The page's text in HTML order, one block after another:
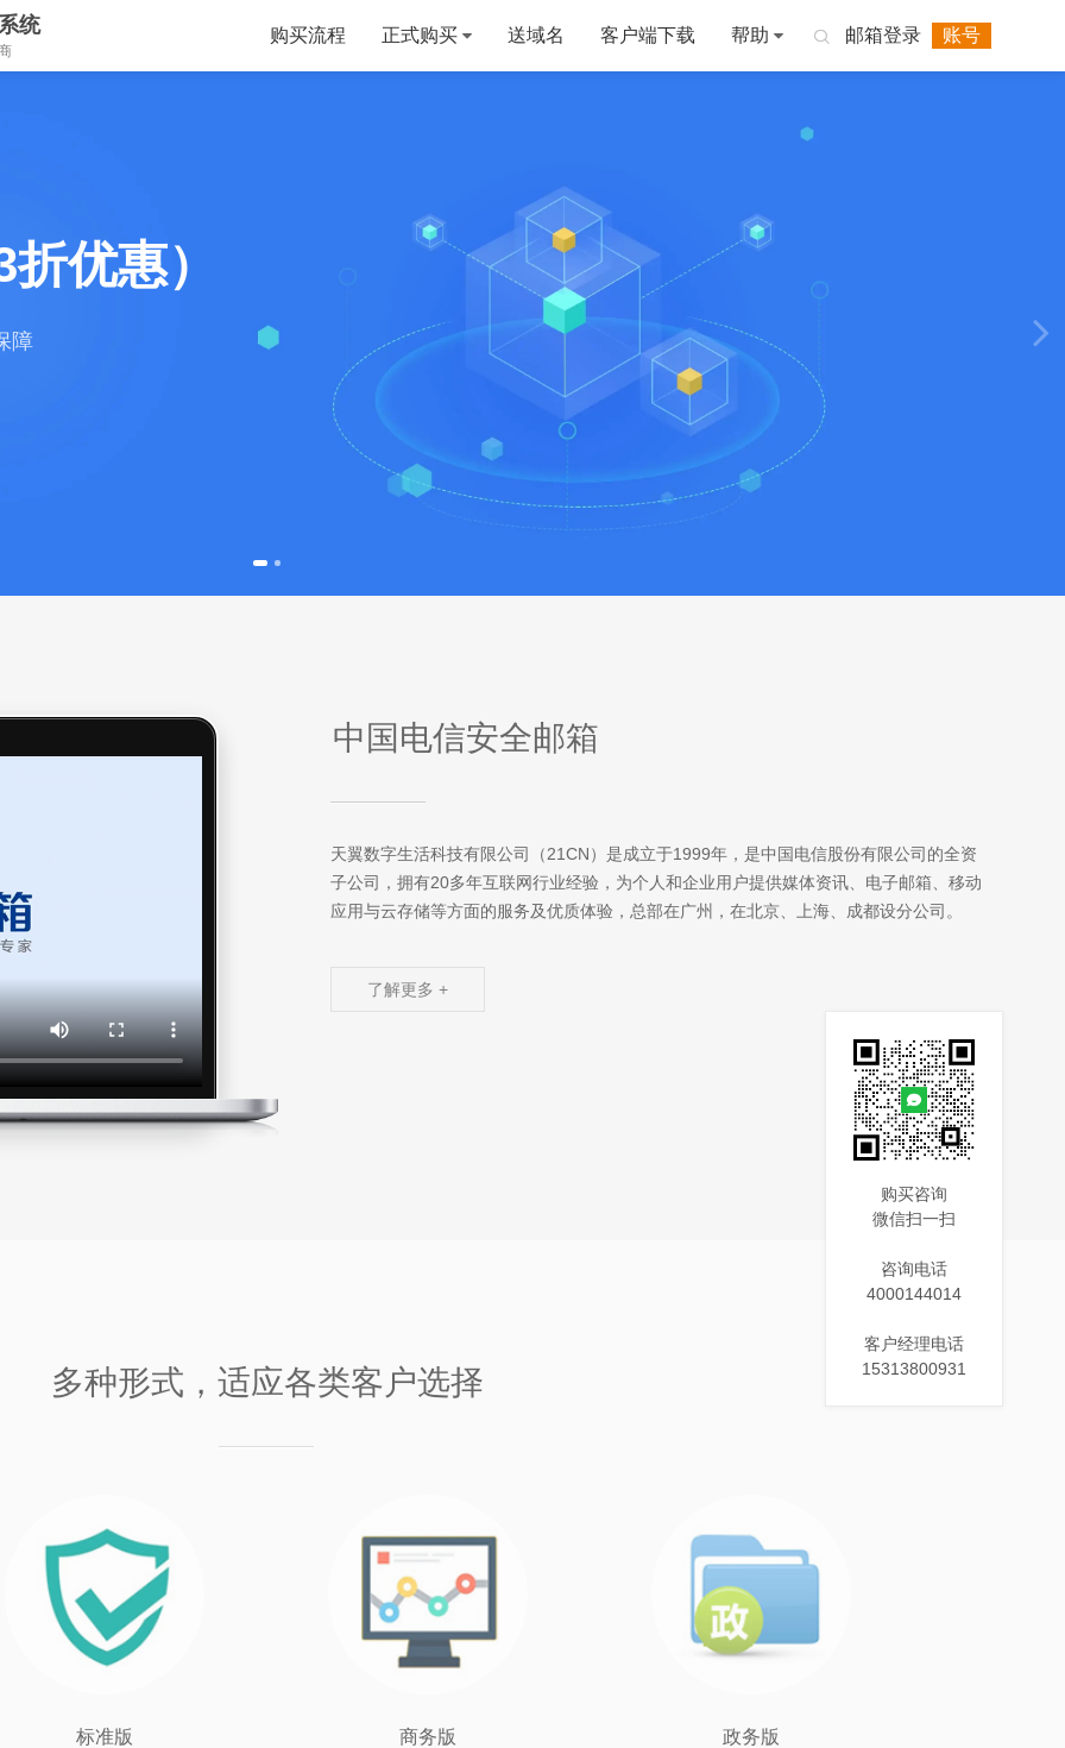
统 邮箱登录 账号

购买流程 正式购买 送域名 客户端下载 帮助
优惠）
障
中国电信安全邮箱
天翼数字生活科技有限公司（21CN）是成立于1999年，是中国电信股份有限公司的全资
子公司，拥有20多年互联网行业经验，为个人和企业用户提供媒体资讯、电子邮箱、移动
应用与云存储等方面的服务及优质体验，总部在广州，在北京、上海、成都设分公司。
了解更多 +
多种形式，适应各类客户选择
标准版 商务版 政务版
购买咨询
微信扫一扫
咨询电话
4000144014
客户经理电话
15313800931